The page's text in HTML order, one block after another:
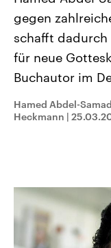
Landtagswahl
2026
Alle Informationen
Sachsen-Anhalt
September 2026
Landtag. Seit 2021
CDU, SPD und FDP
Umfragen,
und Hintergründe
und Kandidaten
gegen
schafft dadurch
für neue
Buchautor im
Hamed Abdel-
Heckmann |